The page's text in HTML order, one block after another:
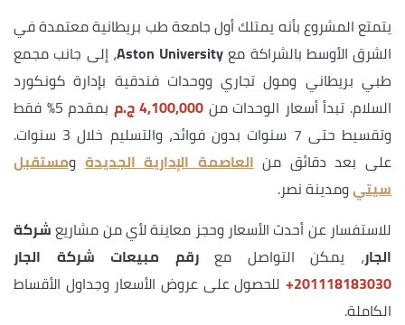
يتمتع المشروع بأنه يمتلك أول جامعة طب بريطانية معتمدة في
الشرق الأوسط بالشراكة معAston University، إلى جانب مجمع
طبي بريطاني ومول تجاري ووحدات فندقية بإدارة كونكورد
السلام. تبدأ أسعار الوحدات من 4,100,000 ج.م
بمقدم 5% فقط
وتقسيط حتى 7 سنوات بدون فوائد، والتسليم خلال 3 سنوات.
على بعد دقائق منالعاصمة الإدارية الجديدةومستقبل
سيتيومدينة نصر.
للاستفسار عن أحدث الأسعار وحجز معاينة لأي من مشاريعشركة
الجار، يمكن التواصل معرقم مبيعات شركة الجار
‎+201118183030 للحصول على عروض الأسعار وجداول الأقساط
الكاملة.